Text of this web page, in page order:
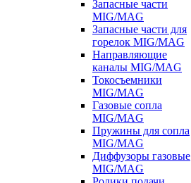
Запасные части
MIG/MAG
Запасные части для
горелок MIG/MAG
Направляющие
каналы MIG/MAG
Токосъемники
MIG/MAG
Газовые сопла
MIG/MAG
Пружины для сопла
MIG/MAG
Диффузоры газовые
MIG/MAG